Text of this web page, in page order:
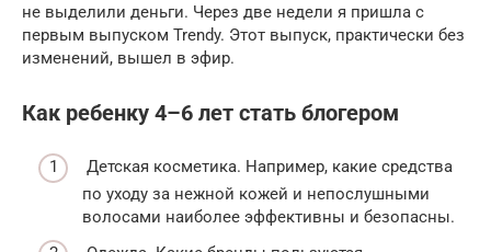
не выделили деньги. Через две недели я пришла с
первым выпуском Trendy. Этот выпуск, практически без
изменений, вышел в эфир.
Как ребенку 4–6 лет стать блогером
Детская косметика. Например, какие средства
по уходу за нежной кожей и непослушными
волосами наиболее эффективны и безопасны.